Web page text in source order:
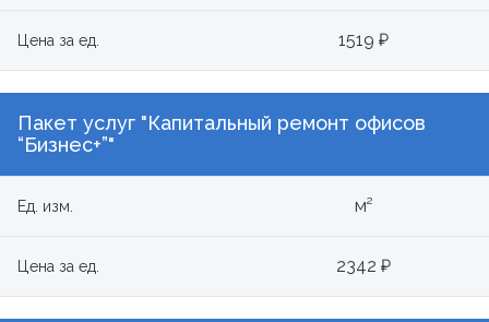
Цена за ед. 1519 ₽
Пакет услуг "Капитальный ремонт офисов
“Бизнес+”"
Ед. изм. м²
Цена за ед. 2342 ₽